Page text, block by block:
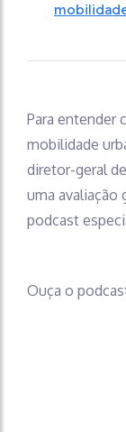
Para entender
mobilidade
diretor-geral
uma avaliação
podcast
Ouça o